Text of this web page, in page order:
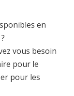
en
vous besoin
pour le
pour les